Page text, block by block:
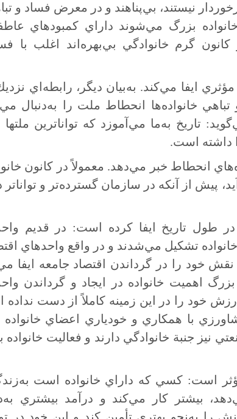
نيستند، بي‌پناهند و در معرض فساد و
بزرگ مي‌شوند داراي كمبودهاي
گرم خانوادگي بي‌بهره‌اند اغلب با
ايفا مي‌كند. به‌بيان ديگر، رابطه‌اي
خانواده‌ها انحطاط ملت را به‌دنبال
تاريخ به‌ما مي‌آموزد كه تواناترين ملتها
داشته است.
انحطاط خبر مي‌دهد. معمولاً در كانون
پيش از آنكه در سازمان گسترده‌تر و
طول تاريخ ايفا كرده است: در قديم
تشكيل مي‌شدند و در واقع واحدهاي
خود را در گرداندن اقتصاد جامعه ايفا
اهميت خانواده در ايجاد و گرداندن
خود را در اين زمينه كاملاً از دست
با همكاري و خودياري اعضاي خانواده
جنبة خانوادگي دارند و فعاليت خانواده
است: كسي كه داراي خانواده است
بيشتر كار مي‌كند و درآمد بيشتري